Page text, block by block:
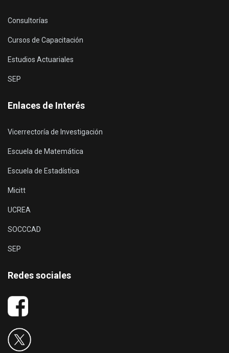
Consultorías
Cursos de Capacitación
Estudios Actuariales
SEP
Enlaces de Interés
Vicerrectoría de Investigación
Escuela de Matemática
Escuela de Estadística
Micitt
UCREA
SOCCCAD
SEP
Redes sociales